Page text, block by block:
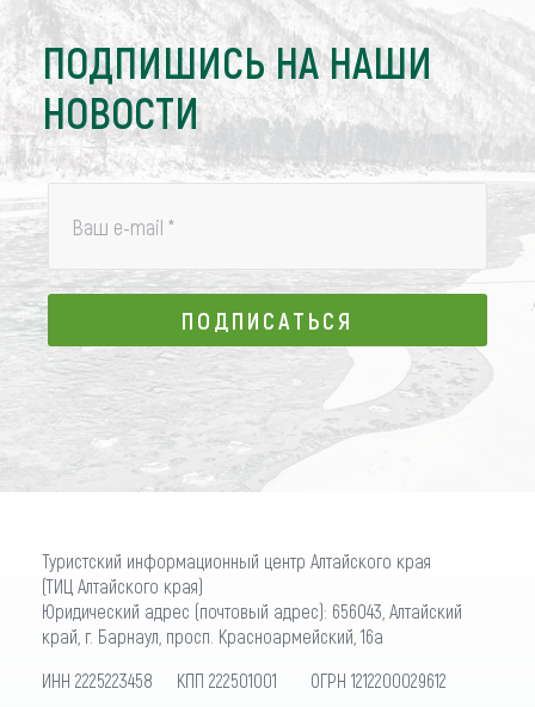
ПОДПИШИСЬ НА НАШИ
НОВОСТИ
Ваш e-mail *
ПОДПИСАТЬСЯ
ПОДПИСАТЬСЯ
Туристский информационный центр Алтайского края
(ТИЦ Алтайского края)
Юридический адрес (почтовый адрес): 656043, Алтайский
край, г. Барнаул, просп. Красноармейский, 16а
ИНН 2225223458 КПП 222501001 ОГРН 1212200029612